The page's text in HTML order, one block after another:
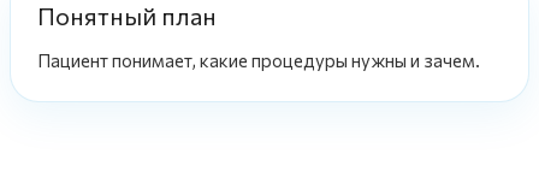
Понятный план
Пациент понимает, какие процедуры нужны и зачем.